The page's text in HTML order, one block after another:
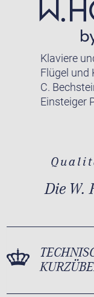
Klaviere
Flügel und
C.
Einsteiger
Die W.